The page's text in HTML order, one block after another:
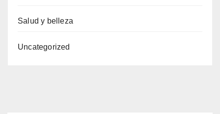
Salud y belleza
Uncategorized